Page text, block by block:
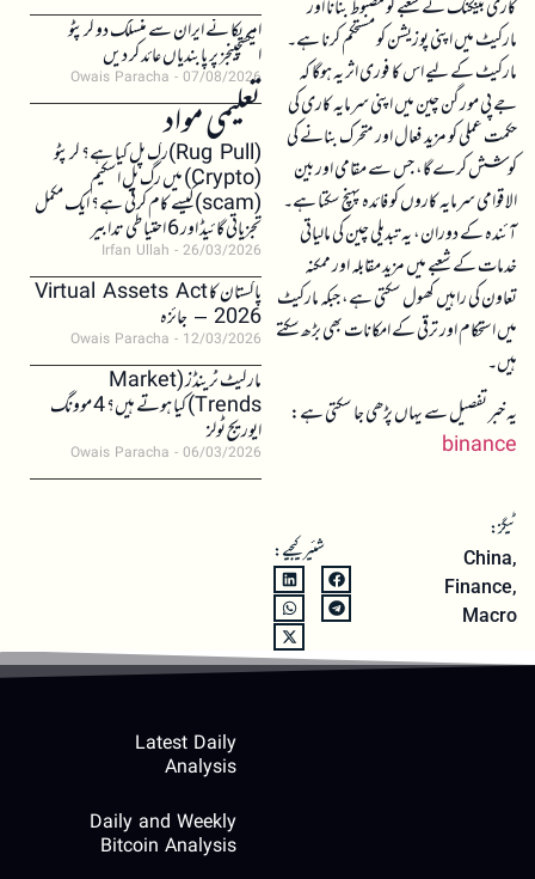
کاری بینکنگ کے شعبے کو مضبوط بنانا اور
مارکیٹ میں اپنی پوزیشن کو مستحکم کرنا ہے۔
مارکیٹ کے لیے اس کا فوری اثر یہ ہوگا کہ
جے پی مورگن چین میں اپنی سرمایہ کاری کی
حکمت عملی کو مزید فعال اور متحرک بنانے کی
کوشش کرے گا، جس سے مقامی اور بین
الاقوامی سرمایہ کاروں کو فائدہ پہنچ سکتا ہے۔
آئندہ کے دوران، یہ تبدیلی چین کی مالیاتی
خدمات کے شعبے میں مزید مقابلہ اور ممکنہ
تعاون کی راہیں کھول سکتی ہے، جبکہ مارکیٹ
میں استحکام اور ترقی کے امکانات بھی بڑھ سکتے
ہیں۔
یہ خبر تفصیل سے یہاں پڑھی جا سکتی ہے:
binance
ٹیگز:
China,
Finance,
Macro
شئیر کیجیے:
امریکا نے ایران سے منسلک دو کرپٹو
ایکسچینجز پر پابندیاں عائد کر دیں
Owais Paracha 07/08/2026
تعلیمی مواد(Rug Pull)رگ پل کیا ہے؟ کرپٹو
(Crypto) میں رگ پل اسکیم
(scam)کیسے کام کرتی ہے؟ ایک مکمل
تجزیاتی گائیڈ اور 6 احتیاطی تدابیر
Irfan Ullah 26/03/2026
پاکستان کا Virtual Assets Act
2026 – جائزہ
Owais Paracha 12/03/2026
مارکیٹ ٹرینڈز (Market
Trends) کیا ہوتے ہیں؟ 4 موونگ
ایوریج ٹولز
Owais Paracha 06/03/2026
Latest Daily
Analysis
Daily and Weekly
Bitcoin Analysis